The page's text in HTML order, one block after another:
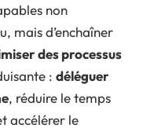
non
mais d’enchaîner
des processus
: déléguer
, réduire le temps
accélérer le